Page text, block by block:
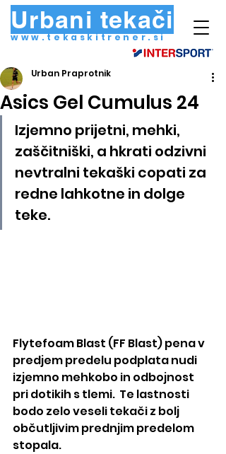
Urbani tekači
www.tekaskitrener.si
Asics Gel Cumulus 24
Urban Praprotnik
Izjemno prijetni, mehki,
zaščitniški, a hkrati odzivni
nevtralni tekaški copati za
redne lahkotne in dolge
teke.
Flytefoam Blast (FF Blast) pena v
predjem predelu podplata nudi
izjemno mehkobo in odbojnost
pri dotikih s tlemi.  Te lastnosti
bodo zelo veseli tekači z bolj
občutljivim prednjim predelom
stopala.